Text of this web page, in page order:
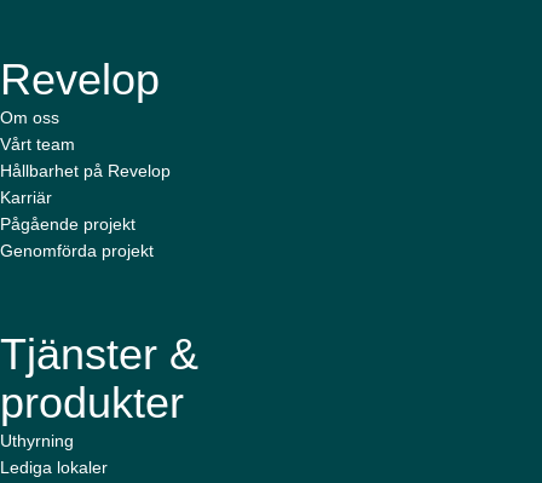
Revelop
Om oss
Vårt team
Hållbarhet på Revelop
Karriär
Pågående projekt
Genomförda projekt
Tjänster &
produkter
Uthyrning
Lediga lokaler